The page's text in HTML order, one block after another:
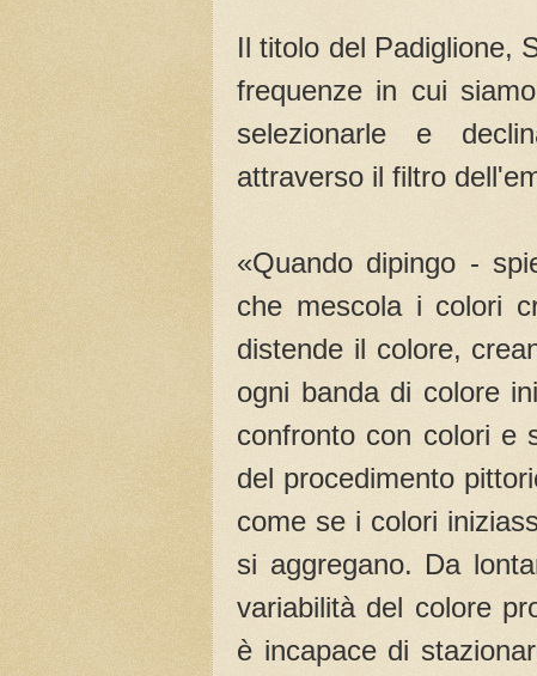
Il titolo del Padiglione,
frequenze in cui
selezionarle e
attraverso il filtro
«Quando dipingo -
che mescola i colori
distende il colore,
ogni banda di colore
confronto con colori e
del procedimento
come se i colori
si aggregano. Da
variabilità del colore
è incapace di